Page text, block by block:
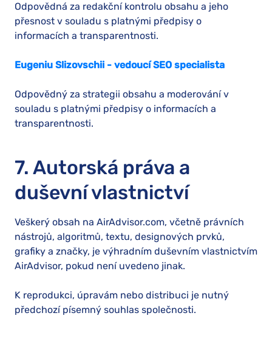
Odpovědná za redakční kontrolu obsahu a jeho
přesnost v souladu s platnými předpisy o
informacích a transparentnosti.
Eugeniu Slizovschii - vedoucí SEO specialista
Odpovědný za strategii obsahu a moderování v
souladu s platnými předpisy o informacích a
transparentnosti.
7. Autorská práva a
duševní vlastnictví
Veškerý obsah na AirAdvisor.com, včetně právních
nástrojů, algoritmů, textu, designových prvků,
grafiky a značky, je výhradním duševním vlastnictvím
AirAdvisor, pokud není uvedeno jinak.
K reprodukci, úpravám nebo distribuci je nutný
předchozí písemný souhlas společnosti.